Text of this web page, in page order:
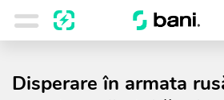
Disperare în armata